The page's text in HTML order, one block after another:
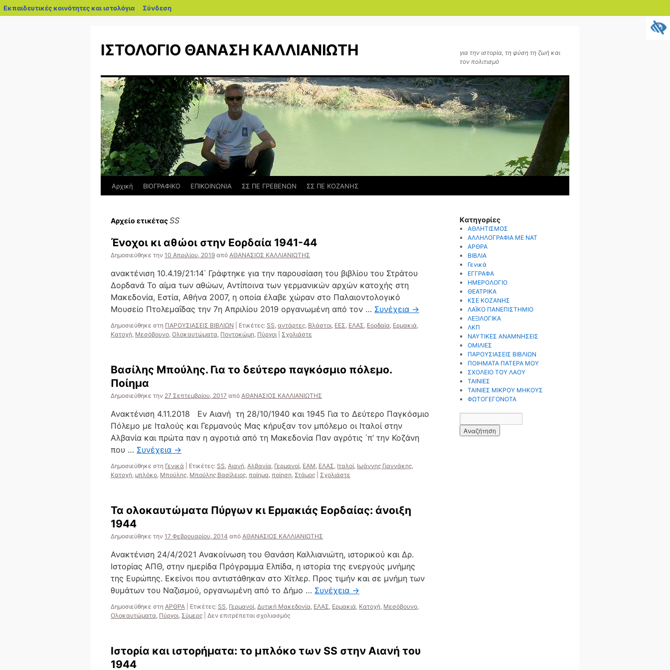
Εκπαιδευτικές κοινότητες και ιστολόγια blogs.sch.gr
Σύνδεση
περιεχόμενο
ΙΣΤΟΛΟΓΙΟ ΘΑΝΑΣΗ ΚΑΛΛΙΑΝΙΩΤΗ
για την ιστορία, τη φύση τη ζωή και
τον πολιτισμό
Αρχική ΒΙΟΓΡΑΦΙΚΟ ΕΠΙΚΟΙΝΩΝΙΑ ΣΣ ΠΕ ΓΡΕΒΕΝΩΝ ΣΣ ΠΕ ΚΟΖΑΝΗΣ
Αρχείο ετικέταςSS
Ένοχοι κι αθώοι στην Εορδαία 1941-44
Δημοσιεύθηκε την 10 Απριλίου, 2019 από ΑΘΑΝΑΣΙΟΣ ΚΑΛΛΙΑΝΙΩΤΗΣ
ανακτένιση 10.4.19/21:14΄ Γράφτηκε για την παρουσίαση του βιβλίου του Στράτου
Δορδανά Το αίμα των αθώων, Αντίποινα των γερμανικών αρχών κατοχής στη
Μακεδονία, Εστία, Αθήνα 2007, η οποία έλαβε χώραν στο Παλαιοντολογικό
Μουσείο Πτολεμαΐδας την 7η Απριλίου 2019 οργανωμένη από τον … Συνέχεια →
Δημοσιεύθηκε στη ΠΑΡΟΥΣΙΑΣΕΙΣ ΒΙΒΛΙΩΝ Ετικέτες: SS, αντάρτες, Βλάστοι, ΕΕΣ, ΕΛΑΣ, Εορδαία, Ερμακιά,
Κατοχή, Μεσόβουνο, Ολοκαυτώματα, Ποντοκώμη, Πύργοι Σχολιάστε
Βασίλης Μπούλης. Για το δεύτερο παγκόσμιο πόλεμο.
Ποίημα
Δημοσιεύθηκε την 27 Σεπτεμβρίου, 2017 από ΑΘΑΝΑΣΙΟΣ ΚΑΛΛΙΑΝΙΩΤΗΣ
Ανακτένιση 4.11.2018 Εν Αιανή τη 28/10/1940 και 1945 Για το Δεύτερο Παγκόσμιο
Πόλεμο με Ιταλούς και Γερμανούς Μας κήρυξαν τον μπόλεμο οι Ιταλοί στην
Αλβανία και πρώτα παν η αγροτιά από τη Μακεδονία Παν αγρότις ΄π’ την Κοζάνη
που … Συνέχεια →
Δημοσιεύθηκε στη Γενικά Ετικέτες: SS, Αιανή, Αλβανία, Γερμανοί, ΕΑΜ, ΕΛΑΣ, Ιταλοί, Ιωάννης Γιαννάκης,
Κατοχή, μπλόκο, Μπούλης, Μπούλης Βασίλειος, ποίημα, ποίηση, Στάμος Σχολιάστε
Τα ολοκαυτώματα Πύργων κι Ερμακιάς Εορδαίας: άνοιξη
1944
Δημοσιεύθηκε την 17 Φεβρουαρίου, 2014 από ΑΘΑΝΑΣΙΟΣ ΚΑΛΛΙΑΝΙΩΤΗΣ
Ανακτένιση 24/4/2021 Ανακοίνωση του Θανάση Καλλιανιώτη, ιστορικού και Δρ.
Ιστορίας ΑΠΘ, στην ημερίδα Πρόγραμμα Ελπίδα, η ιστορία της ενεργούς μνήμης
της Ευρώπης. Εκείνοι που αντιστάθηκαν στο Χίτλερ. Προς τιμήν και σε μνήμη των
θυμάτων του Ναζισμού, οργανωμένη από το Δήμο … Συνέχεια →
Δημοσιεύθηκε στη ΑΡΘΡΑ Ετικέτες: SS, Γερμανοί, Δυτική Μακεδονία, ΕΛΑΣ, Ερμακιά, Κατοχή, Μεσόβουνο,
Ολοκαυτώματα, Πύργοι, Σύμερς Δεν επιτρέπεται σχολιασμόςστο
κι
Ιστορία και ιστορήματα: το μπλόκο των SS στην Αιανή του
1944
Kατηγορίες
ΑΘΛΗΤΙΣΜΟΣ
ΑΛΛΗΛΟΓΡΑΦΙΑ ΜΕ ΝΑΤ
ΑΡΘΡΑ
ΒΙΒΛΙΑ
Γενικά
ΕΓΓΡΑΦΑ
ΗΜΕΡΟΛΟΓΙΟ
ΘΕΑΤΡΙΚΑ
ΚΣΕ ΚΟΖΑΝΗΣ
ΛΑΪΚΟ ΠΑΝΕΠΙΣΤΗΜΙΟ
ΛΕΞΙΛΟΓΙΚΑ
ΛΚΠ
ΝΑΥΤΙΚΕΣ ΑΝΑΜΝΗΣΕΙΣ
ΟΜΙΛΙΕΣ
ΠΑΡΟΥΣΙΑΣΕΙΣ ΒΙΒΛΙΩΝ
ΠΟΙΗΜΑΤΑ ΠΑΤΕΡΑ ΜΟΥ
ΣΧΟΛΕΙΟ ΤΟΥ ΛΑΟΥ
ΤΑΙΝΙΕΣ
ΤΑΙΝΙΕΣ ΜΙΚΡΟΥ ΜΗΚΟΥΣ
ΦΩΤΟΓΕΓΟΝΟΤΑ